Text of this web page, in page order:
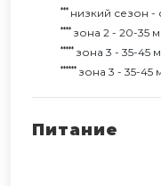
*** низкий сезон -
**** зона 2 - 20-35
***** зона 3 - 35-45
****** зона 3 - 35-45
Питание